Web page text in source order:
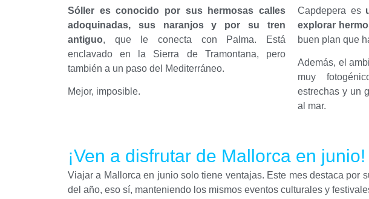
Sóller es conocido por sus hermosas calles
adoquinadas, sus naranjos y por su tren
antiguo, que le conecta con Palma. Está
enclavado en la Sierra de Tramontana, pero
también a un paso del Mediterráneo.
Mejor, imposible.
Capdepera es
explorar
buen plan que
Además, el
muy
estrechas y un
al mar.
¡Ven a disfrutar de Mallorca en junio!
Viajar a Mallorca en junio solo tiene ventajas. Este mes destaca por
del año, eso sí, manteniendo los mismos eventos culturales y